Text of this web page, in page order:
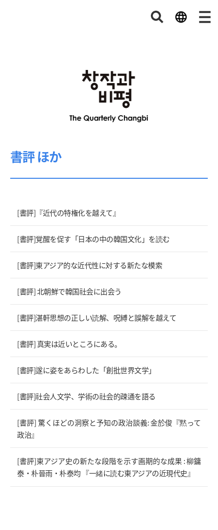
書評 ほか
[書評]『近代の特権化を越えて』
[書評]覚醒を促す「日本の中の韓国文化」を読む
[書評]東アジア的な近代性に対する新たな模索
[書評] 北朝鮮で韓国社会に出会う
[書評]湛軒思想の正しい読解、呪縛と誤解を越えて
[書評] 真実は近いところにある。
[書評]遂に姿をあらわした「創批世界文学」
[書評]社会人文学、学術の社会的疎通を語る
[書評] 驚くほどの洞察と予知の政治談義: 金於俊『黙って
政治』
[書評]東アジア史の新たな段階を示す画期的な成果 : 柳鏞
泰・朴晉雨・朴泰均 『一緒に読む東アジアの近現代史』